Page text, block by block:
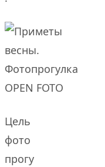
Цель
фото
прогу